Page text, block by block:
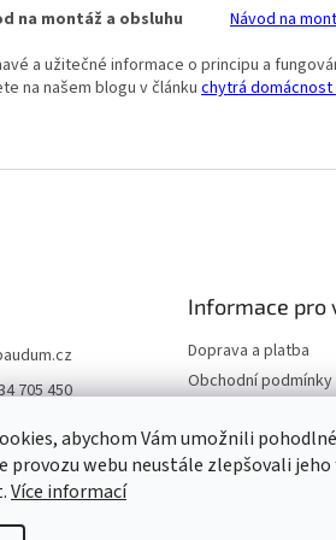
abychom Vám umožnili
provozu webu neustále zlepšovali jeho
Více informací
na montáž a obsluhu Návod na
a užitečné informace o principu a
na našem blogu v článkuchytrá
705 450
Informace pro
Doprava a platba
Obchodní podmínky
údajů
Máte nějaké otázky?